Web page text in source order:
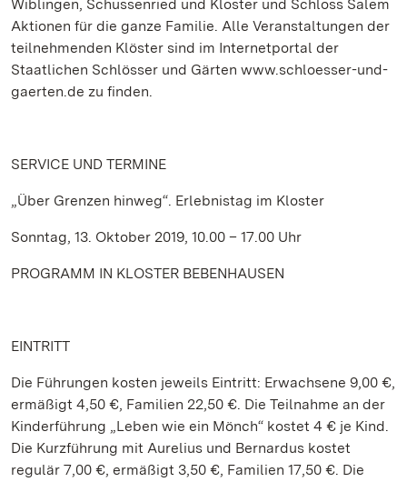
Wiblingen, Schussenried und Kloster und Schloss Salem
Aktionen für die ganze Familie. Alle Veranstaltungen der
teilnehmenden Klöster sind im Internetportal der
Staatlichen Schlösser und Gärten www.schloesser-und-
gaerten.de zu finden.
SERVICE UND TERMINE
„Über Grenzen hinweg“. Erlebnistag im Kloster
Sonntag, 13. Oktober 2019, 10.00 – 17.00 Uhr
PROGRAMM IN KLOSTER BEBENHAUSEN
EINTRITT
Die Führungen kosten jeweils Eintritt: Erwachsene 9,00 €,
ermäßigt 4,50 €, Familien 22,50 €. Die Teilnahme an der
Kinderführung „Leben wie ein Mönch“ kostet 4 € je Kind.
Die Kurzführung mit Aurelius und Bernardus kostet
regulär 7,00 €, ermäßigt 3,50 €, Familien 17,50 €. Die